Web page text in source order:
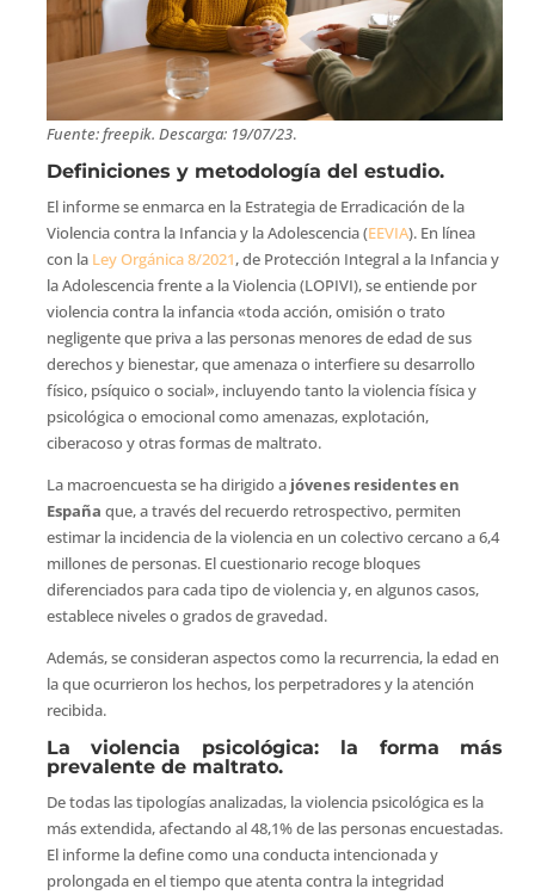
Fuente: freepik. Descarga: 19/07/23.
Definiciones y metodología del estudio.
El informe se enmarca en la Estrategia de Erradicación de la
Violencia contra la Infancia y la Adolescencia (EEVIA). En línea
con la Ley Orgánica 8/2021, de Protección Integral a la Infancia y
la Adolescencia frente a la Violencia (LOPIVI), se entiende por
violencia contra la infancia «toda acción, omisión o trato
negligente que priva a las personas menores de edad de sus
derechos y bienestar, que amenaza o interfiere su desarrollo
físico, psíquico o social», incluyendo tanto la violencia física y
psicológica o emocional como amenazas, explotación,
ciberacoso y otras formas de maltrato.
La macroencuesta se ha dirigido a jóvenes residentes en
España que, a través del recuerdo retrospectivo, permiten
estimar la incidencia de la violencia en un colectivo cercano a 6,4
millones de personas. El cuestionario recoge bloques
diferenciados para cada tipo de violencia y, en algunos casos,
establece niveles o grados de gravedad.
Además, se consideran aspectos como la recurrencia, la edad en
la que ocurrieron los hechos, los perpetradores y la atención
recibida.
La violencia psicológica: la forma más
prevalente de maltrato.
De todas las tipologías analizadas, la violencia psicológica es la
más extendida, afectando al 48,1% de las personas encuestadas.
El informe la define como una conducta intencionada y
prolongada en el tiempo que atenta contra la integridad